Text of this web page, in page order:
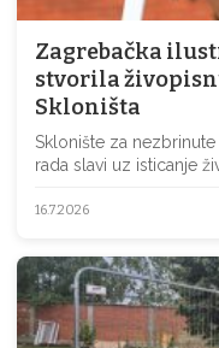
Zagrebačka
stvorila
Skloništa
Sklonište za
rada slavi uz isticanje
16.7.2026